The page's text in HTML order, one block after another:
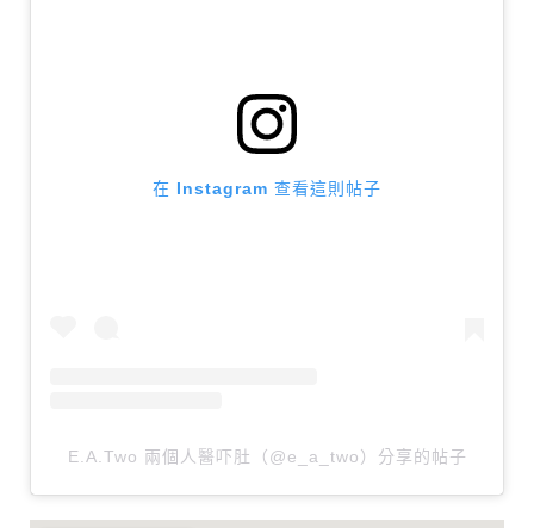
在 Instagram 查看這則帖子
E.A.Two 兩個人醫吓肚（@e_a_two）分享的帖子